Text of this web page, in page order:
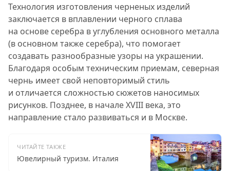
Технология изготовления черненых изделий
заключается в вплавлении черного сплава
на основе серебра в углубления основного металла
(в основном также серебра), что помогает
создавать разнообразные узоры на украшении.
Благодаря особым техническим приемам, северная
чернь имеет свой неповторимый стиль
и отличается сложностью сюжетов наносимых
рисунков. Позднее, в начале XVIII века, это
направление стало развиваться и в Москве.
ЧИТАЙТЕ ТАКЖЕ
Ювелирный туризм. Италия